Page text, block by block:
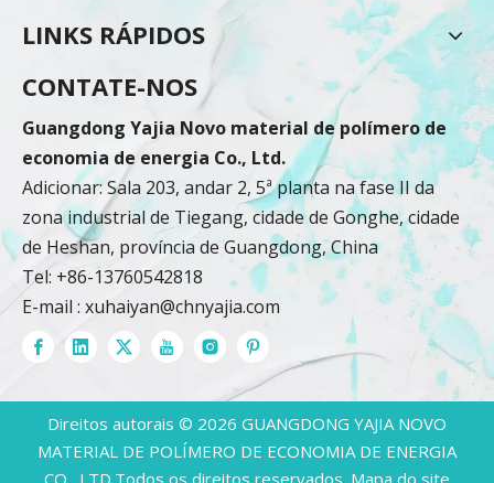
LINKS RÁPIDOS
CONTATE-NOS
Guangdong Yajia Novo material de polímero de
economia de energia Co., Ltd.
Adicionar: Sala 203, andar 2, 5ª planta na fase II da
zona industrial de Tiegang, cidade de Gonghe, cidade
de Heshan, província de Guangdong, China
Tel: +86-13760542818
E-mail : xuhaiyan@chnyajia.com
Direitos autorais © 2026 GUANGDONG YAJIA NOVO
MATERIAL DE POLÍMERO DE ECONOMIA DE ENERGIA